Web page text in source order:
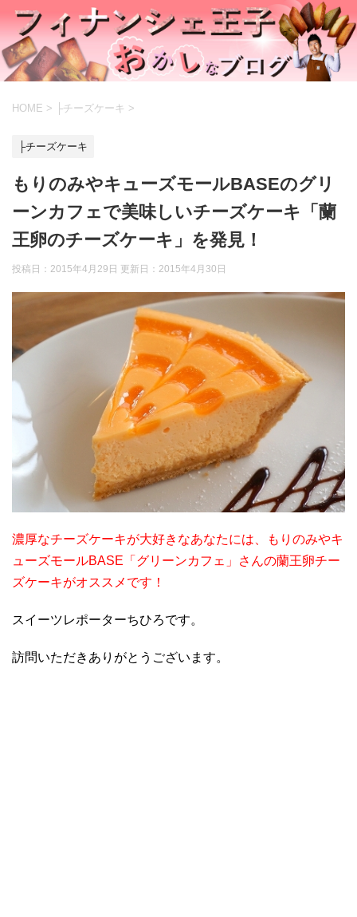
HOME > ├チーズケーキ >
├チーズケーキ
もりのみやキューズモールBASEのグリ
ーンカフェで美味しいチーズケーキ「蘭
王卵のチーズケーキ」を発見！
投稿日：2015年4月29日 更新日： 2015年4月30日
濃厚なチーズケーキが大好きなあなたには、もりのみやキ
ューズモールBASE「グリーンカフェ」さんの蘭王卵チー
ズケーキがオススメです！
スイーツレポーターちひろです。
訪問いただきありがとうございます。